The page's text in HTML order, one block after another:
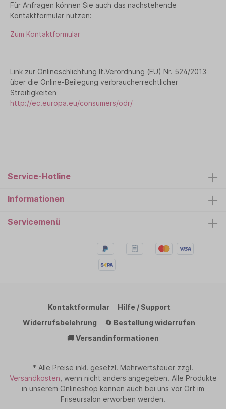
Für Anfragen können Sie auch das nachstehende
Kontaktformular nutzen:
Zum Kontaktformular
Link zur Onlineschlichtung lt.Verordnung (EU) Nr. 524/2013
über die Online-Beilegung verbraucherrechtlicher
Streitigkeiten
http://ec.europa.eu/consumers/odr/
Service-Hotline
Informationen
Servicemenü
Kontaktformular
Hilfe / Support
Widerrufsbelehrung
🔄 Bestellung widerrufen
🚚 Versandinformationen
* Alle Preise inkl. gesetzl. Mehrwertsteuer zzgl.
Versandkosten , wenn nicht anders angegeben. Alle Produkte
in unserem Onlineshop können auch bei uns vor Ort im
Friseursalon erworben werden.